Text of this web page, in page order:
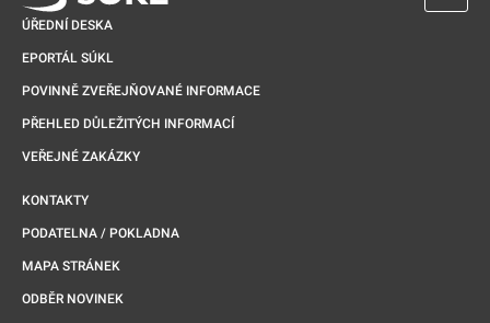
ÚŘEDNÍ DESKA
EPORTÁL SÚKL
POVINNĚ ZVEŘEJŇOVANÉ INFORMACE
PŘEHLED DŮLEŽITÝCH INFORMACÍ
VEŘEJNÉ ZAKÁZKY
KONTAKTY
PODATELNA / POKLADNA
MAPA STRÁNEK
ODBĚR NOVINEK